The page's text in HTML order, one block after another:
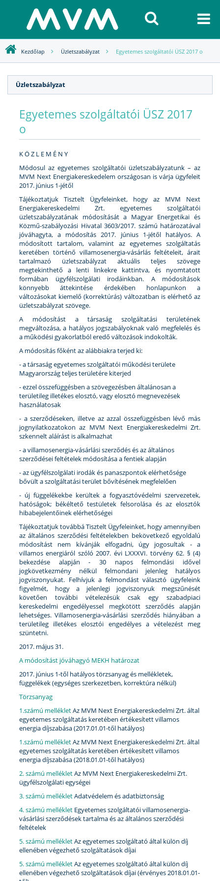
Kezdőlap Üzletszabályzat Egyetemes szolgáltatói ÜSZ 2017 o
Üzletszabályzat
Egyetemes szolgáltatói ÜSZ 2017
o
K Ö Z L E M É N Y
Módosul az egyetemes szolgáltatói üzletszabályzatunk – az
MVM Next Energiakereskedelem országosan is várja ügyfeleit
2017. június 1-jétől
Tájékoztatjuk Tisztelt Ügyfeleinket, hogy az MVM Next
Energiakereskedelmi Zrt. egyetemes szolgáltatói
üzletszabályzatának módosítását a Magyar Energetikai és
Közmű-szabályozási Hivatal 3603/2017. számú határozatával
jóváhagyta, a módosítás 2017. június 1-jétől hatályos. A
módosított tartalom, valamint az egyetemes szolgáltatás
keretében történő villamosenergia-vásárlás feltételeit, árait
tartalmazó üzletszabályzat aktuális teljes szövege
megtekinthető a lenti linkekre kattintva, és nyomtatott
formában ügyfélszolgálati irodáinkban. A módosítások
könnyebb áttekintése érdekében honlapunkon a
változásokat kiemelő (korrektúrás) változatban is elérhető az
üzletszabályzat szövege.
A módosítást a társaság szolgáltatási területének
megváltozása, a hatályos jogszabályoknak való megfelelés és
a működési gyakorlatból eredő változások indokolták.
A módosítás főként az alábbiakra terjed ki:
- a társaság egyetemes szolgáltatói működési területe
Magyarország teljes területére kiterjed
- ezzel összefüggésben a szövegezésben általánosan a
területileg illetékes elosztó, vagy elosztó megnevezések
használatosak
- a szerződéseken, illetve az azzal összefüggésben lévő más
jognyilatkozatokon az MVM Next Energiakereskedelmi Zrt.
szkennelt aláírást is alkalmazhat
- a villamosenergia-vásárlási szerződés és az általános
szerződései feltételek módosítása a fentiek alapján
- az ügyfélszolgálati irodák és panaszpontok elérhetősége
bővült a szolgáltatási terület bővítésének megfelelően
- új függelékekbe kerültek a fogyasztóvédelmi szervezetek,
hatóságok; békéltető testületek felsorolása és az elosztók
hibabejelentőinek elérhetőségei
Tájékoztatjuk továbbá Tisztelt Ügyfeleinket, hogy amennyiben
az általános szerződési feltételekben bekövetkező egyoldalú
módosítást nem kívánják elfogadni, úgy jogosultak - a
villamos energiáról szóló 2007. évi LXXXVI. törvény 62. § (4)
bekezdése alapján - 30 napos felmondási idővel
jogkövetkezmény nélkül felmondani jelenleg hatályos
jogviszonyukat. Felhívjuk a felmondást választó ügyfeleink
figyelmét, hogy a jelenlegi jogviszonyuk megszűnését
követően további vételezésük csak egy szabadpiaci
kereskedelmi engedélyessel megkötött szerződés alapján
lehetséges. Villamosenergia-vásárlási szerződés hiányában a
területileg illetékes elosztói engedélyes a vételezést meg
szüntetni.
2017. május 31.
A módosítást jóváhagyó MEKH határozat
2017. június 1-től hatályos törzsanyag és mellékletek,
függelékek (egységes szerkezetben, korrektúra nélkül)
Törzsanyag
1.számú mellékletAz MVM Next Energiakereskedelmi Zrt. által
egyetemes szolgáltatás keretében értékesített villamos
energia díjszabása (2017.01.01-től hatályos)
1.számú mellékletAz MVM Next Energiakereskedelmi Zrt. által
egyetemes szolgáltatás keretében értékesített villamos
energia díjszabása (2018.01.01-től hatályos)
2. számú mellékletAz MVM Next Energiakereskedelmi Zrt.
ügyfélszolgálati egységei
3. számú mellékletAdatvédelem és adatbiztonság
4. számú melléklet Egyetemes szolgáltatói villamosenergia-
vásárlási szerződések tartalma és az általános szerződési
feltételek
5. számú mellékletAz egyetemes szolgáltató által külön díj
ellenében végezhető szolgáltatások díjai
5. számú mellékletAz egyetemes szolgáltató által külön díj
ellenében végezhető szolgáltatások díjai (érvényes 2018.01.01-